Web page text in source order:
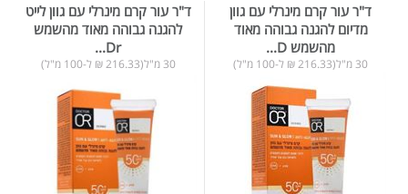
ד"ר עור קרם מינרלי עם גוון
מדיום להגנה גבוהה מאוד
מהשמש D...
30 מ"ל(216.33 ₪ ל-100 מ"ל)
ד"ר עור קרם מינרלי עם גוון לייט
להגנה גבוהה מאוד מהשמש
Dr...
30 מ"ל(216.33 ₪ ל-100 מ"ל)